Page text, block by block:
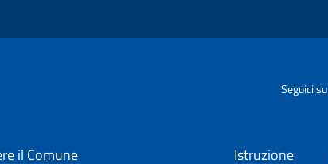
Seguici su
il Comune Istruzione